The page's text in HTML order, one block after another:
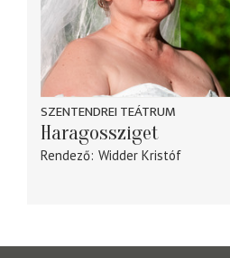
SZENTENDREI TEÁTRUM
Haragossziget
Rendező Widder Kristóf